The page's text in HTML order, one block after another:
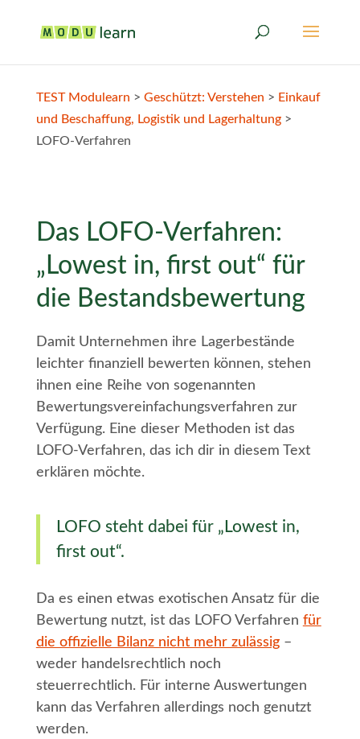
TEST Modulearn > Geschützt: Verstehen > Einkauf
und Beschaffung, Logistik und Lagerhaltung>
LOFO-Verfahren
Das LOFO-Verfahren:
„Lowest in, first out“ für
die Bestandsbewertung
Damit Unternehmen ihre Lagerbestände
leichter finanziell bewerten können, stehen
ihnen eine Reihe von sogenannten
Bewertungsvereinfachungsverfahren zur
Verfügung. Eine dieser Methoden ist das
LOFO-Verfahren, das ich dir in diesem Text
erklären möchte.
LOFO steht dabei für „Lowest in,
first out“.
Da es einen etwas exotischen Ansatz für die
Bewertung nutzt, ist das LOFO Verfahren für
die offizielle Bilanz nicht mehr zulässig–
weder handelsrechtlich noch
steuerrechtlich. Für interne Auswertungen
kann das Verfahren allerdings noch genutzt
werden.